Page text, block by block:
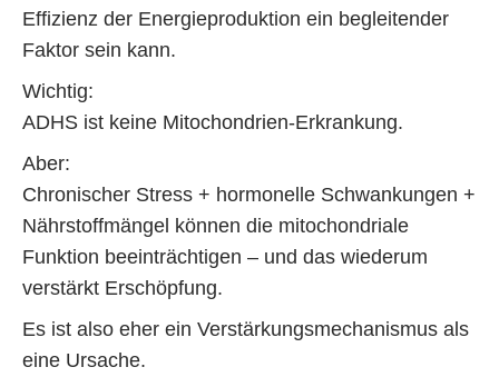
Effizienz der Energieproduktion ein begleitender
Faktor sein kann.
Wichtig:
ADHS ist keine Mitochondrien-Erkrankung.
Aber:
Chronischer Stress + hormonelle Schwankungen +
Nährstoffmängel können die mitochondriale
Funktion beeinträchtigen – und das wiederum
verstärkt Erschöpfung.
Es ist also eher ein Verstärkungsmechanismus als
eine Ursache.